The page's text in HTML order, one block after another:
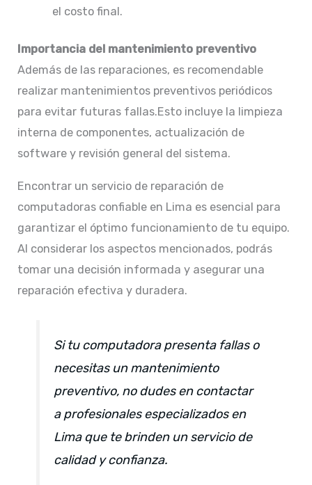
el costo final.​
Importancia del mantenimiento preventivo
Además de las reparaciones, es recomendable
realizar mantenimientos preventivos periódicos
para evitar futuras fallas.Esto incluye la limpieza
interna de componentes, actualización de
software y revisión general del sistema.​
Encontrar un servicio de reparación de
computadoras confiable en Lima es esencial para
garantizar el óptimo funcionamiento de tu equipo.
Al considerar los aspectos mencionados, podrás
tomar una decisión informada y asegurar una
reparación efectiva y duradera.​
Si tu computadora presenta fallas o
necesitas un mantenimiento
preventivo, no dudes en contactar
a profesionales especializados en
Lima que te brinden un servicio de
calidad y confianza.​